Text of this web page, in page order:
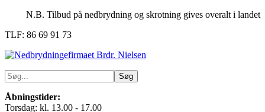
N.B. Tilbud på nedbrydning og skrotning gives overalt i landet
TLF: 86 69 91 73
Åbningstider:
Torsdag: kl. 13.00 - 17.00